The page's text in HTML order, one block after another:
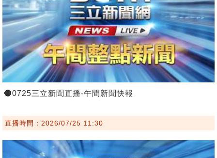
🔴0725三立新聞直播-午間新聞快報
直播時間：2026/07/25 11:30